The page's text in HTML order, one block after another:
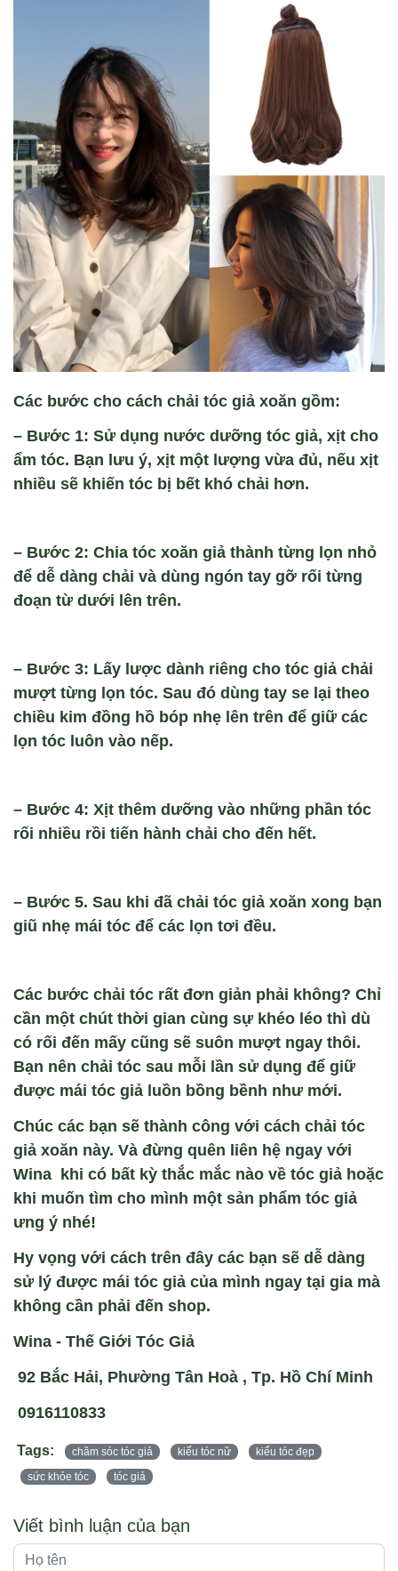
Các bước cho cách chải tóc giả xoăn gồm:
– Bước 1: Sử dụng nước dưỡng tóc giả, xịt cho
ẩm tóc. Bạn lưu ý, xịt một lượng vừa đủ, nếu xịt
nhiều sẽ khiến tóc bị bết khó chải hơn.
– Bước 2: Chia tóc xoăn giả thành từng lọn nhỏ
để dễ dàng chải và dùng ngón tay gỡ rối từng
đoạn từ dưới lên trên.
– Bước 3: Lấy lược dành riêng cho tóc giả chải
mượt từng lọn tóc. Sau đó dùng tay se lại theo
chiều kim đồng hồ bóp nhẹ lên trên để giữ các
lọn tóc luôn vào nếp.
– Bước 4: Xịt thêm dưỡng vào những phần tóc
rối nhiều rồi tiến hành chải cho đến hết.
– Bước 5. Sau khi đã chải tóc giả xoăn xong bạn
giũ nhẹ mái tóc để các lọn tơi đều.
Các bước chải tóc rất đơn giản phải không? Chỉ
cần một chút thời gian cùng sự khéo léo thì dù
có rối đến mấy cũng sẽ suôn mượt ngay thôi.
Bạn nên chải tóc sau mỗi lần sử dụng để giữ
được mái tóc giả luồn bồng bềnh như mới.
Chúc các bạn sẽ thành công với cách chải tóc
giả xoăn này. Và đừng quên liên hệ ngay với
Wina khi có bất kỳ thắc mắc nào về tóc giả hoặc
khi muốn tìm cho mình một sản phẩm tóc giả
ưng ý nhé!
Hy vọng với cách trên đây các bạn sẽ dễ dàng
sử lý được mái tóc giả của mình ngay tại gia mà
không cần phải đến shop.
Wina - Thế Giới Tóc Giả
92 Bắc Hải, Phường Tân Hoà , Tp. Hồ Chí Minh
0916110833
Tags: chăm sóc tóc giả kiểu tóc nữ
kiểu tóc đẹp
sức khỏe tóc
tóc giả
Viết bình luận của bạn